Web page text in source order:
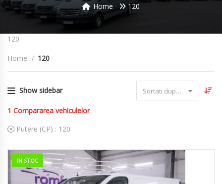
Home 120
120
Home 120
Show sidebar Sortati dupa data
1 Compararea vehiculelor
Putere (CP) : 120
IN STOC